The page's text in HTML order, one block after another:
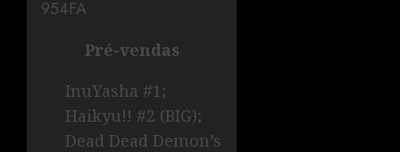
954FA
Pré-vendas
InuYasha #1;
Haikyu!! #2 (BIG);
Dead Dead Demon’s